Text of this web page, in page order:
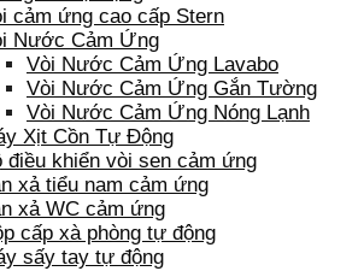
cảm ứng cao cấp Stern
Nước Cảm Ứng
Vòi Nước Cảm Ứng Lavabo
Vòi Nước Cảm Ứng Gắn Tường
Vòi Nước Cảm Ứng Nóng Lạnh
Xịt Cồn Tự Động
điều khiển vòi sen cảm ứng
xả tiểu nam cảm ứng
xả WC cảm ứng
cấp xà phòng tự động
sấy tay tự động